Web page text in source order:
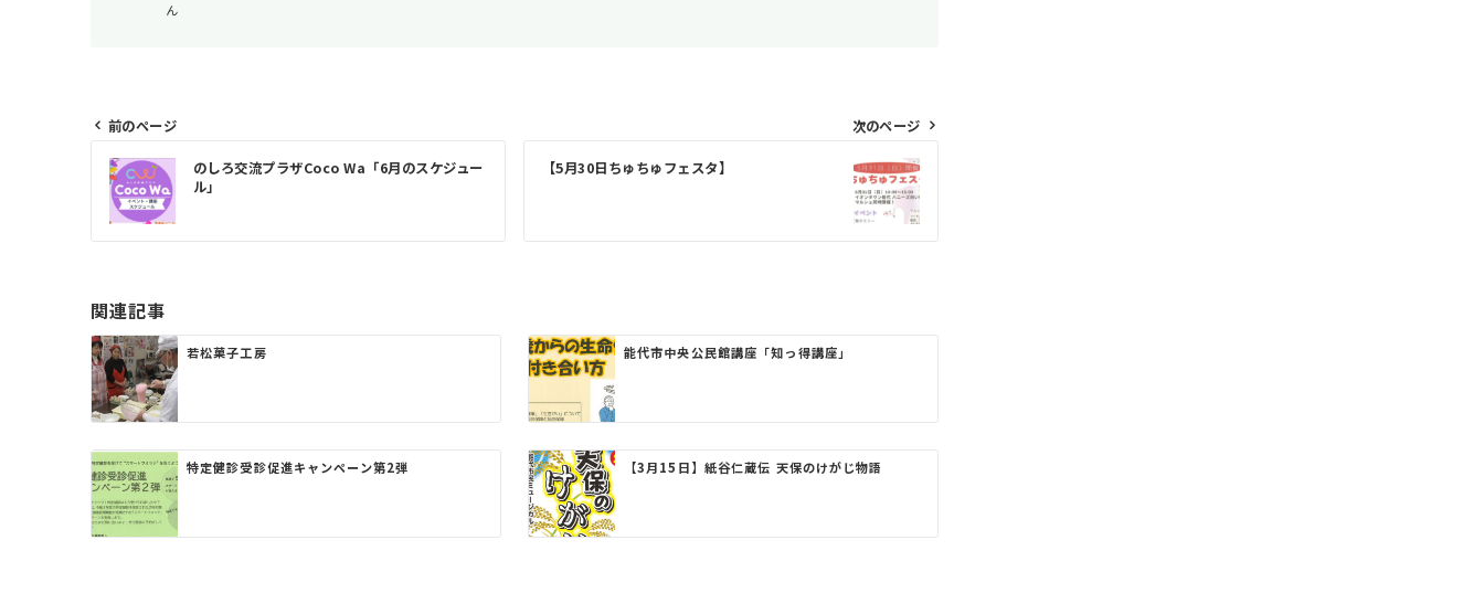
ん
投
稿
ナ
ゲ
ー
シ
ョ
ン
前のページ
のしろ交流プラザCoco Wa「6月のスケジュー
ル」
次のページ
【5月30日ちゅちゅフェスタ】
関連記事
若松菓子工房 能代市中央公民館講座「知っ得講座」
特定健診受診促進キャンペーン第2弾 【3月15日】紙谷仁蔵伝 天保のけがじ物語